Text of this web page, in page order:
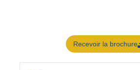
Recevoir la brochure